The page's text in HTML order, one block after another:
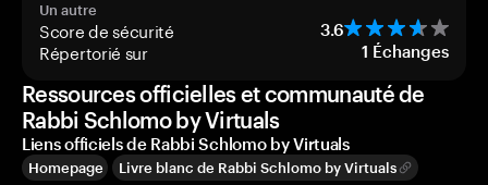
Un autre
Score de sécurité 3.6
Répertorié sur 1 Échanges
Ressources officielles et communauté de
Rabbi Schlomo by Virtuals
Liens officiels de Rabbi Schlomo by Virtuals
Homepage Livre blanc de Rabbi Schlomo by Virtuals